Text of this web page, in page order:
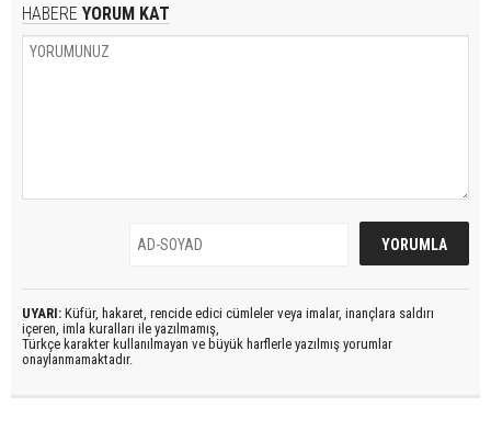
HABERE YORUM KAT
UYARI: Küfür, hakaret, rencide edici cümleler veya imalar, inançlara saldırı
içeren, imla kuralları ile yazılmamış,
Türkçe karakter kullanılmayan ve büyük harflerle yazılmış yorumlar
onaylanmamaktadır.